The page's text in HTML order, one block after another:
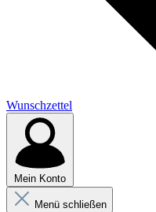
Wunschzettel
Mein Konto
Menü schließen